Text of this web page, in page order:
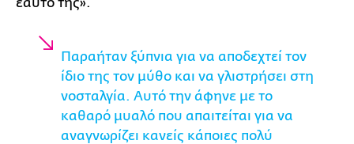
Παραήταν ξύπνια για να αποδεχτεί τον
ίδιο της τον μύθο και να γλιστρήσει στη
νοσταλγία. Αυτό την άφηνε με το
καθαρό μυαλό που απαιτείται για να
αναγνωρίζει κανείς κάποιες πολύ